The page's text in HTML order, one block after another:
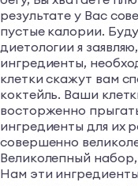
результате у Вас
пустые калории.
диетологии я
ингредиенты,
клетки скажут вам
коктейль. Ваши
восторженно
ингредиенты для их
совершенно
Великолепный
Нам эти